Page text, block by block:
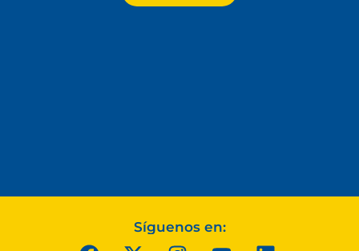
Síguenos en: